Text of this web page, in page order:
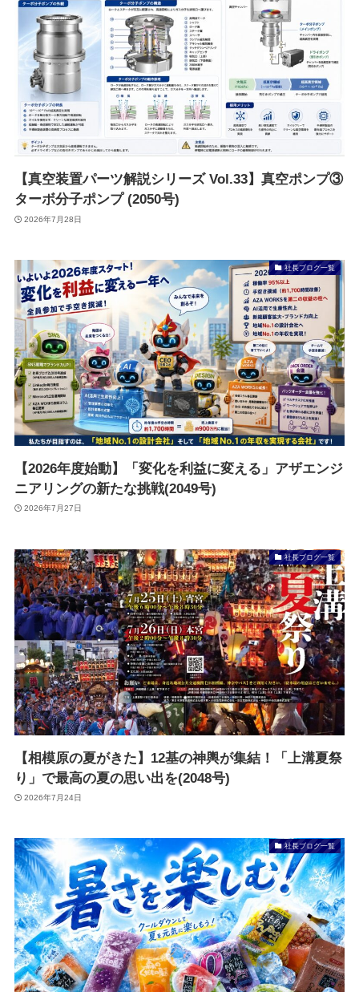
【真空装置パーツ解説シリーズ Vol.33】真空ポンプ③
ターボ分子ポンプ (2050号)
2026年7月28日
社長ブログ一覧
【2026年度始動】「変化を利益に変える」アザエンジ
ニアリングの新たな挑戦(2049号)
2026年7月27日
社長ブログ一覧
【相模原の夏がきた】12基の神輿が集結！「上溝夏祭
り」で最高の夏の思い出を(2048号)
2026年7月24日
社長ブログ一覧